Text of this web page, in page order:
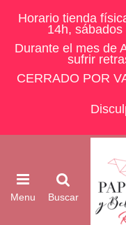
Horario tienda
14h,
Durante el mes de
sufrir
CERRADO POR
Menu Buscar